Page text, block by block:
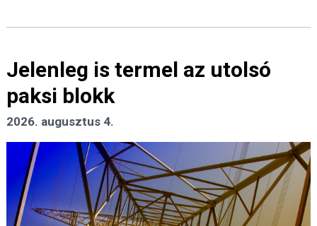
Jelenleg is termel az utolsó
paksi blokk
2026. augusztus 4.